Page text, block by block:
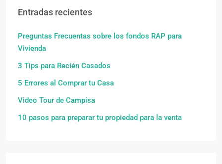
Entradas recientes
Preguntas Frecuentas sobre los fondos RAP para
Vivienda
3 Tips para Recién Casados
5 Errores al Comprar tu Casa
Video Tour de Campisa
10 pasos para preparar tu propiedad para la venta